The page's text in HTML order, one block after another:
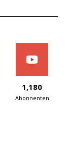
1,180
Abonnenten